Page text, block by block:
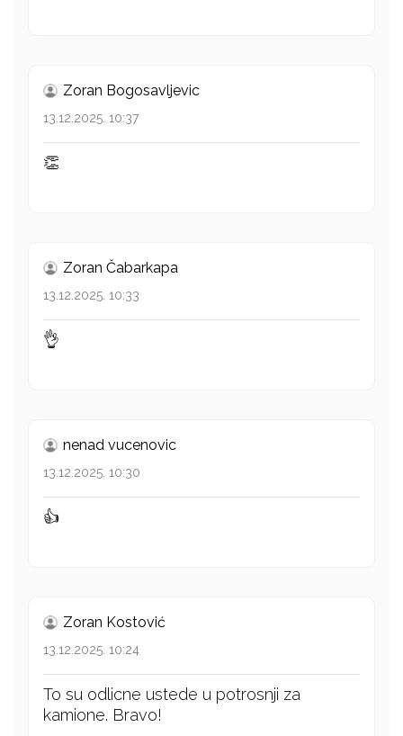
Zoran Bogosavljevic
13.12.2025. 10:37
👏
Zoran Čabarkapa
13.12.2025. 10:33
👌
nenad vucenovic
13.12.2025. 10:30
👍
Zoran Kostović
13.12.2025. 10:24
To su odlicne ustede u potrosnji za
kamione. Bravo!